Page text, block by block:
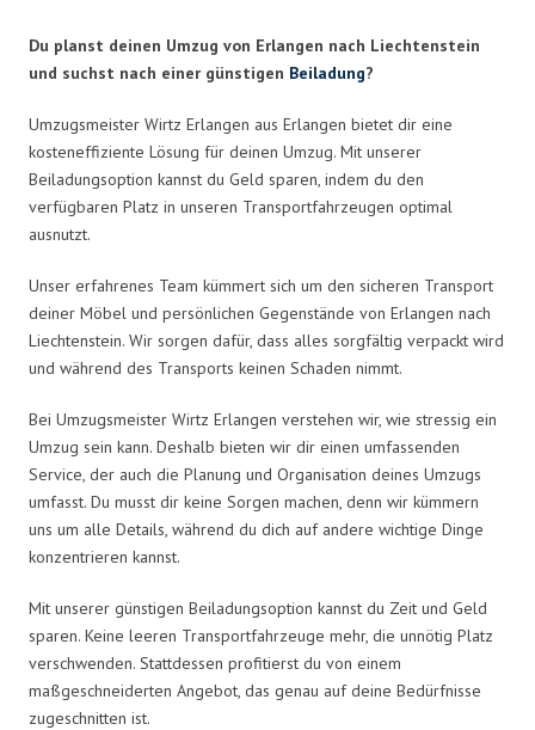
Du planst deinen Umzug von Erlangen nach Liechtenstein
und suchst nach einer günstigen Beiladung?
Umzugsmeister Wirtz Erlangen aus Erlangen bietet dir eine
kosteneffiziente Lösung für deinen Umzug. Mit unserer
Beiladungsoption kannst du Geld sparen, indem du den
verfügbaren Platz in unseren Transportfahrzeugen optimal
ausnutzt.
Unser erfahrenes Team kümmert sich um den sicheren Transport
deiner Möbel und persönlichen Gegenstände von Erlangen nach
Liechtenstein. Wir sorgen dafür, dass alles sorgfältig verpackt wird
und während des Transports keinen Schaden nimmt.
Bei Umzugsmeister Wirtz Erlangen verstehen wir, wie stressig ein
Umzug sein kann. Deshalb bieten wir dir einen umfassenden
Service, der auch die Planung und Organisation deines Umzugs
umfasst. Du musst dir keine Sorgen machen, denn wir kümmern
uns um alle Details, während du dich auf andere wichtige Dinge
konzentrieren kannst.
Mit unserer günstigen Beiladungsoption kannst du Zeit und Geld
sparen. Keine leeren Transportfahrzeuge mehr, die unnötig Platz
verschwenden. Stattdessen profitierst du von einem
maßgeschneiderten Angebot, das genau auf deine Bedürfnisse
zugeschnitten ist.